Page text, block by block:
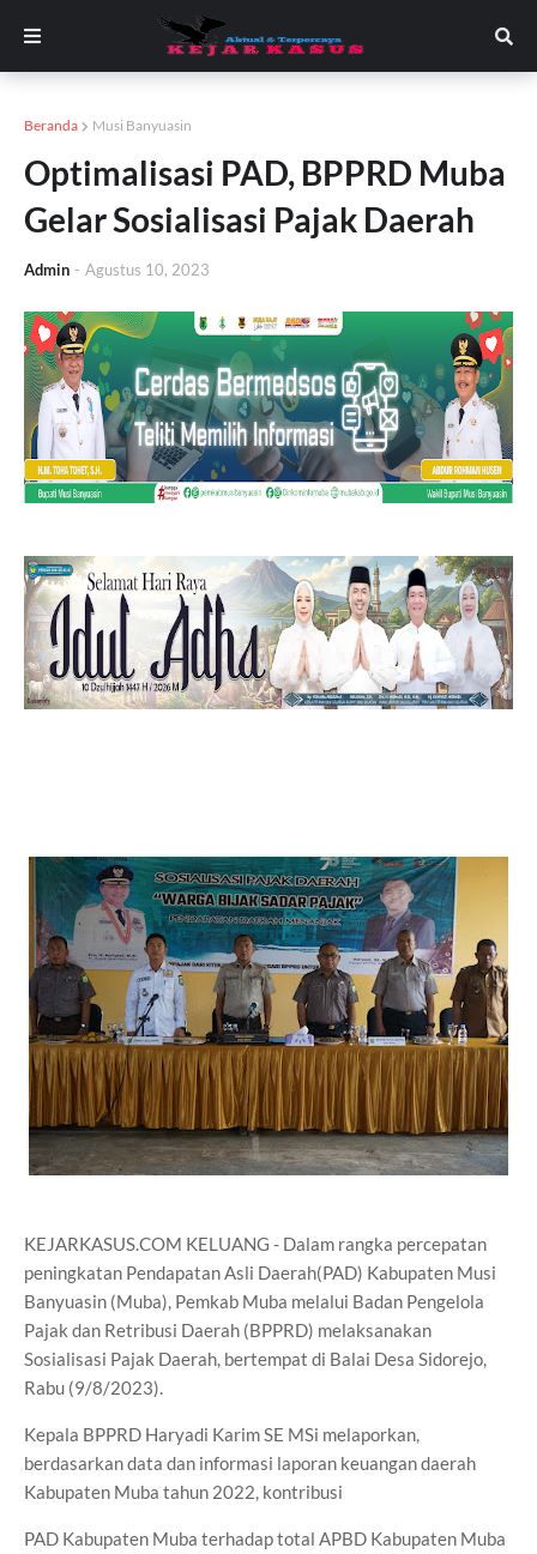
Beranda Musi Banyuasin
Optimalisasi PAD, BPPRD Muba
Gelar Sosialisasi Pajak Daerah
Admin - Agustus 10, 2023
KEJARKASUS.COM KELUANG - Dalam rangka percepatan
peningkatan Pendapatan Asli Daerah(PAD) Kabupaten Musi
Banyuasin (Muba), Pemkab Muba melalui Badan Pengelola
Pajak dan Retribusi Daerah (BPPRD) melaksanakan
Sosialisasi Pajak Daerah, bertempat di Balai Desa Sidorejo,
Rabu (9/8/2023).
Kepala BPPRD Haryadi Karim SE MSi melaporkan,
berdasarkan data dan informasi laporan keuangan daerah
Kabupaten Muba tahun 2022, kontribusi
PAD Kabupaten Muba terhadap total APBD Kabupaten Muba